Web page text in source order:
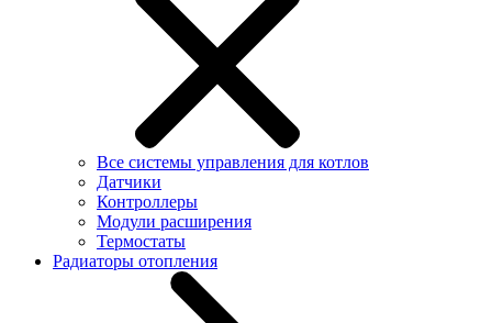
Все системы управления для котлов
Датчики
Контроллеры
Модули расширения
Термостаты
Радиаторы отопления